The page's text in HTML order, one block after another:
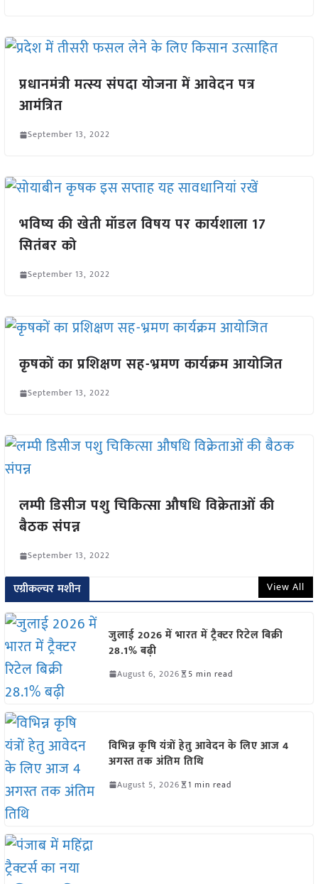
प्रधानमंत्री मत्स्य संपदा योजना में आवेदन पत्र
आमंत्रित
September 13, 2022
भविष्य की खेती मॉडल विषय पर कार्यशाला 17
सितंबर को
September 13, 2022
कृषकों का प्रशिक्षण सह-भ्रमण कार्यक्रम आयोजित
September 13, 2022
लम्पी डिसीज पशु चिकित्सा औषधि विक्रेताओं की
बैठक संपन्न
September 13, 2022
एग्रीकल्चर मशीन View All
जुलाई 2026 में भारत में ट्रैक्टर रिटेल बिक्री
28.1% बढ़ी
August 6, 2026 5 min read
विभिन्न कृषि यंत्रों हेतु आवेदन के लिए आज 4
अगस्त तक अंतिम तिथि
August 5, 2026 1 min read